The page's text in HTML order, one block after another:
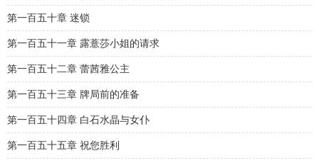
第一百五十章 迷锁
第一百五十一章 露薏莎小姐的请求
第一百五十二章 蕾茜雅公主
第一百五十三章 牌局前的准备
第一百五十四章 白石水晶与女仆
第一百五十五章 祝您胜利